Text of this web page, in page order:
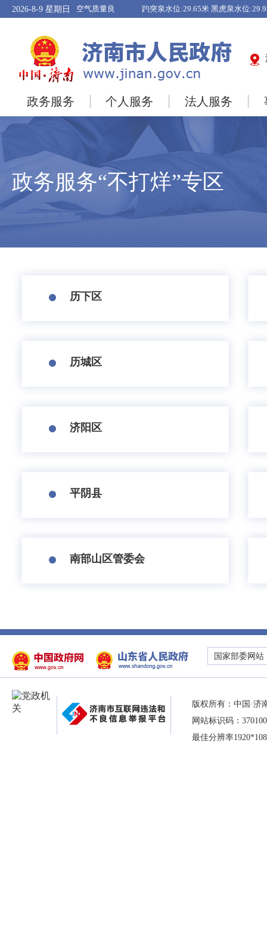
2026-8-9 星期日
政务服务 个人服务 法人服务
政务服务“不打烊”专区
历下区
历城区
济阳区
平阴县
南部山区管委会
国家部委网站
版权所有：中国·济
网站标识码：
最佳分辨率